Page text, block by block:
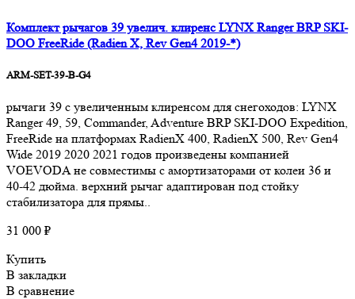
Комплект рычагов 39 увелич. клиренс LYNX Ranger BRP SKI-
DOO FreeRide (Radien X, Rev Gen4 2019-*)
ARM-SET-39-B-G4
рычаги 39 с увеличенным клиренсом для снегоходов: LYNX
Ranger 49, 59, Commander, Adventure BRP SKI-DOO Expedition,
FreeRide на платформах RadienX 400, RadienX 500, Rev Gen4
Wide 2019 2020 2021 годов произведены компанией
VOEVODA не совместимы с амортизаторами от колеи 36 и
40-42 дюйма. верхний рычаг адаптирован под стойку
стабилизатора для прямы..
31 000 ₽
Купить
В закладки
В сравнение